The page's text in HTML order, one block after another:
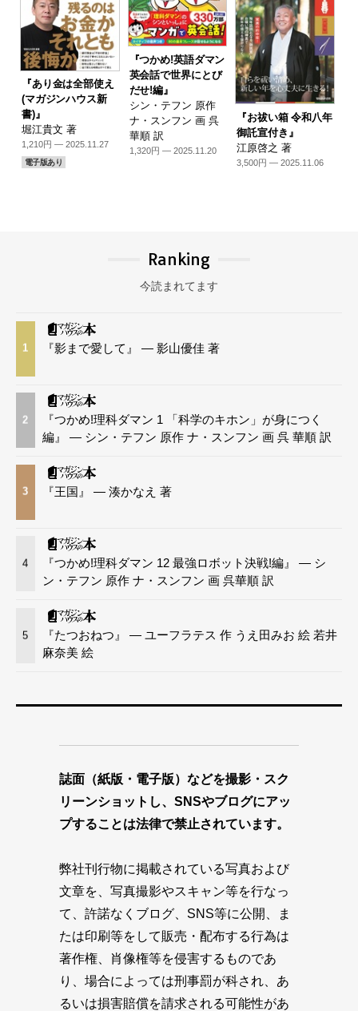
『あり金は全部使え
(マガジンハウス新
書)』
堀江貴文 著
1,210円 — 2025.11.27
電子版あり
『つかめ!英語ダマン
英会話で世界にとび
だせ!編』
シン・テフン 原作
ナ・スンフン 画 呉
華順 訳
1,320円 — 2025.11.20
『お祓い箱 令和八年
御託宣付き』
江原啓之 著
3,500円 — 2025.11.06
Ranking
今読まれてます
1 『影まで愛して』 — 影山優佳 著
2
『つかめ!理科ダマン 1 「科学のキホン」が身につく
編』 — シン・テフン 原作 ナ・スンフン 画 呉 華順 訳
3 『王国』 — 湊かなえ 著
4
『つかめ!理科ダマン 12 最強ロボット決戦!編』 — シ
ン・テフン 原作 ナ・スンフン 画 呉華順 訳
5
『たつおねつ』 — ユーフラテス 作 うえ田みお 絵 若井
麻奈美 絵
誌面（紙版・電子版）などを撮影・スク
リーンショットし、SNSやブログにアッ
プすることは法律で禁止されています。
弊社刊行物に掲載されている写真および
文章を、写真撮影やスキャン等を行なっ
て、許諾なくブログ、SNS等に公開、ま
たは印刷等をして販売・配布する行為は
著作権、肖像権等を侵害するものであ
り、場合によっては刑事罰が科され、あ
るいは損害賠償を請求される可能性があ